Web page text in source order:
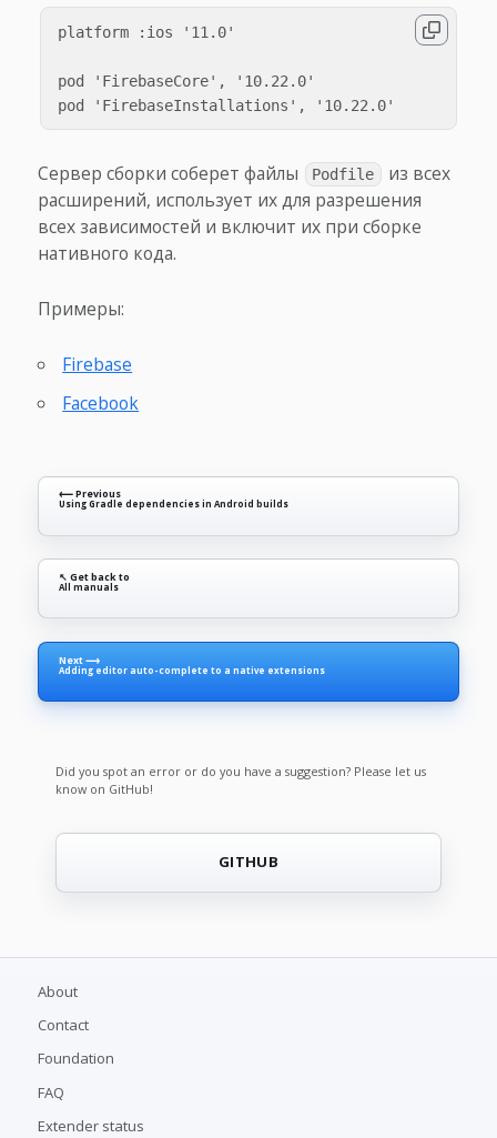
platform :ios '11.0'
pod 'FirebaseCore', '10.22.0'
Сервер сборки соберет файлы Podfile
из всех
расширений, использует их для разрешения
всех зависимостей и включит их при сборке
нативного кода.
Примеры:
Firebase
Facebook
⟵ Previous
Using Gradle dependencies in Android builds
↖ Get back to
All manuals
Next ⟶
Adding editor auto-complete to a native extensions
Did you spot an error or do you have a suggestion? Please let us
know on GitHub!
GITHUB
About
Contact
Foundation
FAQ
Extender status